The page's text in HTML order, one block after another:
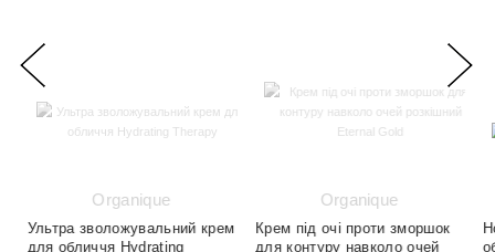
Organique
Ультра зволожувальний крем
для обличчя Hydrating
Organique
Крем під очі проти зморшок
для контуру навколо очей